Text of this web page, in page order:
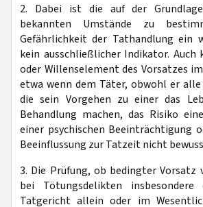
2. Dabei ist die auf der
bekannten Umstände zu
Gefährlichkeit der Tathandlung ein
kein ausschließlicher Indikator. Auch
oder Willenselement des Vorsatzes
etwa wenn dem Täter, obwohl er
die sein Vorgehen zu einer das
Behandlung machen, das Risiko
einer psychischen Beeinträchtigung
Beeinflussung zur Tatzeit nicht
3. Die Prüfung, ob bedingter
bei Tötungsdelikten
Tatgericht allein oder im